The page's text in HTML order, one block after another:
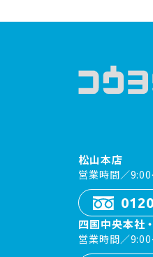
松山本店
営業時間／
四国中央本社
営業時間／